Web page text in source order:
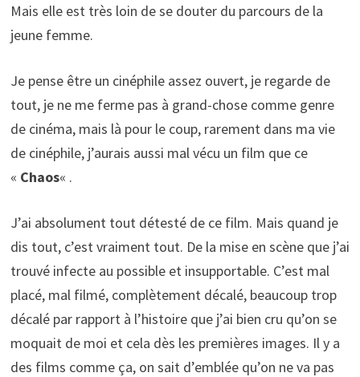
Mais elle est très loin de se douter du parcours de la
jeune femme.
Je pense être un cinéphile assez ouvert, je regarde de
tout, je ne me ferme pas à grand-chose comme genre
de cinéma, mais là pour le coup, rarement dans ma vie
de cinéphile, j’aurais aussi mal vécu un film que ce
« Chaos« .
J’ai absolument tout détesté de ce film. Mais quand je
dis tout, c’est vraiment tout. De la mise en scène que j’ai
trouvé infecte au possible et insupportable. C’est mal
placé, mal filmé, complètement décalé, beaucoup trop
décalé par rapport à l’histoire que j’ai bien cru qu’on se
moquait de moi et cela dès les premières images. Il y a
des films comme ça, on sait d’emblée qu’on ne va pas